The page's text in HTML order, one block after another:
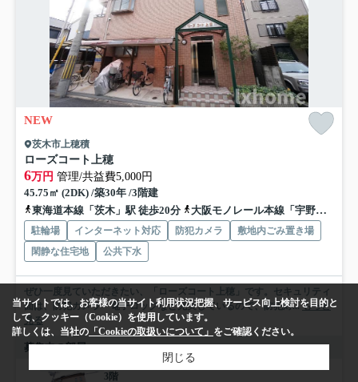
NEW
茨木市上穂積
ローズコート上穂
6万円 管理/共益費5,000円
45.75㎡ (2DK) /築30年 /3階建
東海道本線「茨木」駅 徒歩20分
大阪モノレール本線「宇野辺」駅 徒歩25分
駐輪場 インターネット対応 防犯カメラ
敷地内ごみ置き場
閑静な住宅地
公共下水
ぜひ一度見ていただきたい、「ローズコート上穂」です。セキュリティ
面は、防犯カメラ・電子ロックなど充実しているので、防犯対...もっと
見る
募集中の部屋
3階
当サイトでは、お客様の当サイト利用状況把握、サービス向上検討を目的と
して、クッキー（Cookie）を使用しています。
詳しくは、当社の 「Cookieの取扱いについて」 をご確認ください。
閉じる